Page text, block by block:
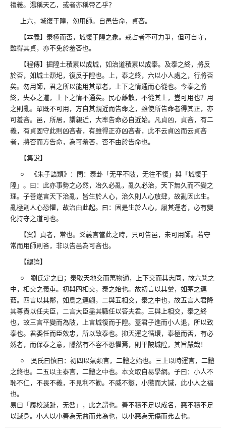
禮義。湯稱天乙，或者亦稱帝乙乎？
上六，城復于隍，勿用師。自邑告命，貞吝。
【本義】泰極而否，城復于隍之象。戒占者不可力爭，但可自守，
雖得其貞，亦不免於羞吝也。
【程傳】掘隍土積累以成城，如治道積累以成泰。及泰之終，將反
於否，如城土頹圯，復反于隍也。上，泰之終，六以小人處之，行將否
矣。勿用師，君之所以能用其眾者，上下之情通而心從也。今泰之將
終，失泰之道，上下之情不通矣。民心離散，不從其上，豈可用也？用
之則亂。眾既不可用，方自其親近而告命之，雖使所告命者得其正，亦
可羞吝。邑，所居，謂親近，大率告命必自近始。凡貞凶，貞吝，有二
義，有貞固守此則凶吝者，有雖得正亦凶吝者，此不云貞凶而云貞吝
者，將否而方告命，為可羞吝，否不由於告命也。
【集說】
○ 《朱子語類》：問：泰卦「无平不陂，无往不復」與「城復于
隍」。曰：此亦事勢之必然，冶久必亂，亂久必治，天下無久而不變之
理。子善遂言天下治亂，皆生於人心，治久則人心放肆，故亂因此生。
亂極則人心恐懼，故治由此起。曰：固是生於人心，履其運者，必有變
化持守之道可也。
【案】貞者，常也。爻義言當此之時，只可告邑，未可用師。若守
常而用師則吝，非以告邑為可吝也。
【總論】
○ 劉氏定之曰；泰取天地交而萬物通，上下交而其志同，故六爻之
中，相交之義重。初與四相交，泰之始也。故初言以其彙，如茅之連
茹。四言以其鄰，如鳥之連翩，二與五相交，泰之中也，故五言人君降
其尊貴以任夫臣，二言大臣盡其職任以答夫君。三與上相交，泰之終
也，故三言平變而為陂，上言城復而于隍。蓋君子進而小人退，所以致
泰也。君委任而臣效忠，所以致泰也。抑天運之循環，泰極而否，有必
然者，而保泰之意，隱然有不容不恐懼焉，則平陂城隍，其旨嚴哉！
○ 吳氏曰慎曰：初四以氣類言，二體之始也。三上以時運言，二體
之終也。二五以主泰言，二體之中也。本文取自易學網。子曰：小人不
恥不仁，不畏不義，不見利不勸。不威不懲，小懲而大誡，此小人之福
也。
易曰「履校滅趾，无咎」，此之謂也。善不積不足以成名，惡不積不足
以滅身。小人以小善為无益而弗為也，以小惡為无傷而弗去也。